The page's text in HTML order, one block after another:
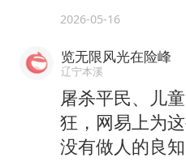
2026-05-16
览无限风光在险峰
辽宁本溪
屠杀平民、儿
狂，网易上为
没有做人的良知